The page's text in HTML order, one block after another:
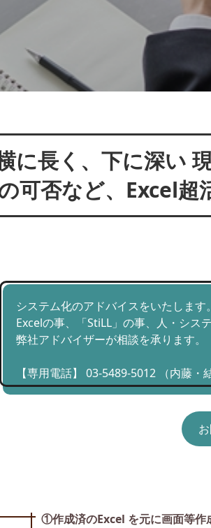
に長く、下に深い
可否など、Excel超
システム化のアドバイスをいたします。
Excelの事、「StiLL」の事、人・シス
弊社アドバイザーが相談を承ります。
【専用電話】 03-5489-5012 （内藤
①作成済のExcel を元に画面等作